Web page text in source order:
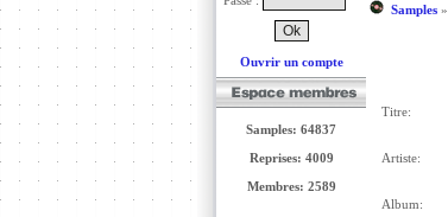
Ouvrir un compte
Samples: 64837
Reprises: 4009
Membres: 2589
Samples»
Titre:
Artiste:
Album: